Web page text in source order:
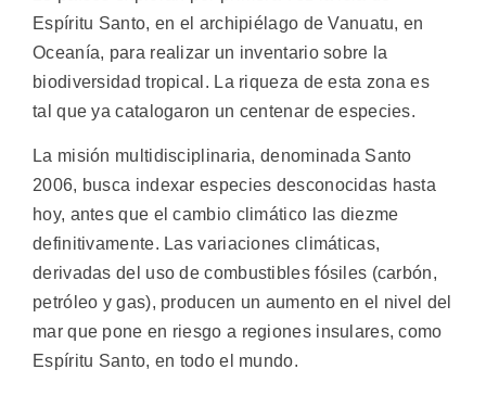
Espíritu Santo, en el archipiélago de Vanuatu, en
Oceanía, para realizar un inventario sobre la
biodiversidad tropical. La riqueza de esta zona es
tal que ya catalogaron un centenar de especies.
La misión multidisciplinaria, denominada Santo
2006, busca indexar especies desconocidas hasta
hoy, antes que el cambio climático las diezme
definitivamente. Las variaciones climáticas,
derivadas del uso de combustibles fósiles (carbón,
petróleo y gas), producen un aumento en el nivel del
mar que pone en riesgo a regiones insulares, como
Espíritu Santo, en todo el mundo.